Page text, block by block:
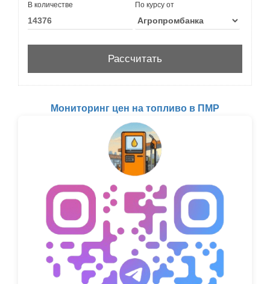
В количестве По курсу от
Мониторинг цен на топливо в ПМР